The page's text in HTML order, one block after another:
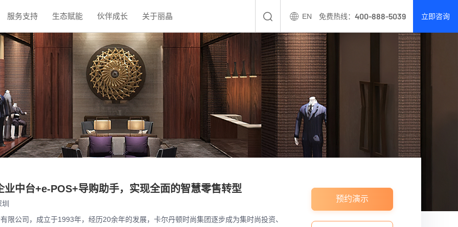
立即咨询
免费热线： 400-888-5039
EN
服务支持 生态赋能 伙伴成长 关于丽晶
业中台+e-POS+导购助手，实现全面的智慧零售转型
限公司，成立于1993年，经历20余年的发展，卡尔丹顿时尚集团逐步成为集时尚投资、
预约演示